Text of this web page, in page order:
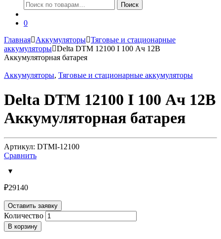
Искать: Поиск
0
Главная
Аккумуляторы Тяговые и стационарные
аккумуляторы Delta DTM 12100 I 100 Ач 12В
Аккумуляторная батарея
Аккумуляторы, Тяговые и стационарные аккумуляторы
Delta DTM 12100 I 100 Ач 12В
Аккумуляторная батарея
Артикул: DTMI-12100
Сравнить
₽29140
Оставить заявку
Количество
В корзину